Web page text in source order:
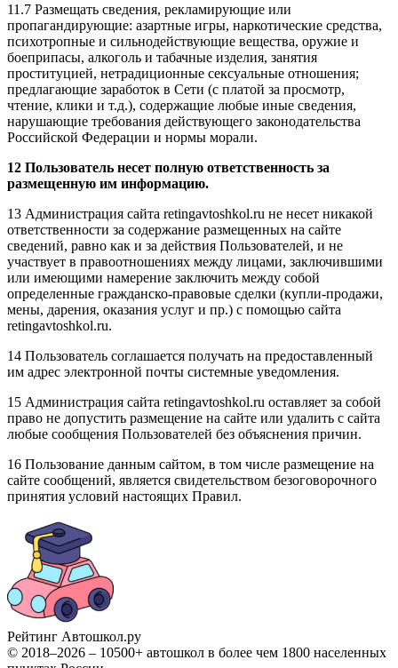
11.7 Размещать сведения, рекламирующие или
пропагандирующие: азартные игры, наркотические средства,
психотропные и сильнодействующие вещества, оружие и
боеприпасы, алкоголь и табачные изделия, занятия
проституцией, нетрадиционные сексуальные отношения;
предлагающие заработок в Сети (с платой за просмотр,
чтение, клики и т.д.), содержащие любые иные сведения,
нарушающие требования действующего законодательства
Российской Федерации и нормы морали.
12 Пользователь несет полную ответственность за
размещенную им информацию.
13 Администрация сайта retingavtoshkol.ru не несет никакой
ответственности за содержание размещенных на сайте
сведений, равно как и за действия Пользователей, и не
участвует в правоотношениях между лицами, заключившими
или имеющими намерение заключить между собой
определенные гражданско-правовые сделки (купли-продажи,
мены, дарения, оказания услуг и пр.) с помощью сайта
retingavtoshkol.ru.
14 Пользователь соглашается получать на предоставленный
им адрес электронной почты системные уведомления.
15 Администрация сайта retingavtoshkol.ru оставляет за собой
право не допустить размещение на сайте или удалить с сайта
любые сообщения Пользователей без объяснения причин.
16 Пользование данным сайтом, в том числе размещение на
сайте сообщений, является свидетельством безоговорочного
принятия условий настоящих Правил.
Рейтинг Автошкол.ру
© 2018–2026 – 10500+ автошкол в более чем 1800 населенных